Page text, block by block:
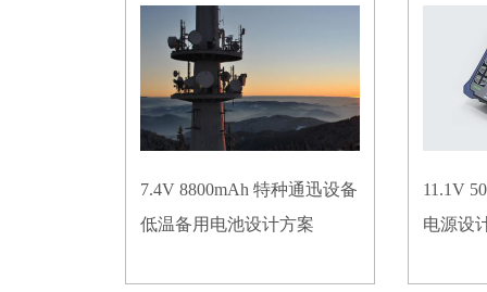
7.4V 8800mAh 特种通迅设备
低温备用电池设计方案
11.1V
电源设